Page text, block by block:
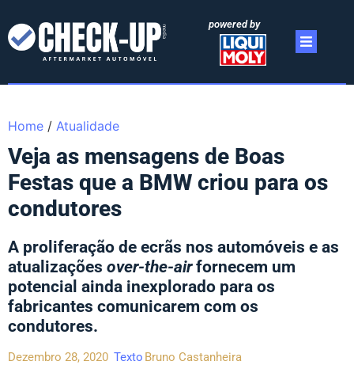
powered by
Home / Atualidade
Veja as mensagens de Boas
Festas que a BMW criou para os
condutores
A proliferação de ecrãs nos automóveis e as
atualizações over-the-airfornecem um
potencial ainda inexplorado para os
fabricantes comunicarem com os
condutores.
Dezembro 28, 2020 Texto Bruno Castanheira